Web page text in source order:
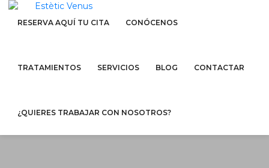
RESERVA AQUÍ TU CITA CONÓCENOS
TRATAMIENTOS SERVICIOS BLOG CONTACTAR
¿QUIERES TRABAJAR CON NOSOTROS?